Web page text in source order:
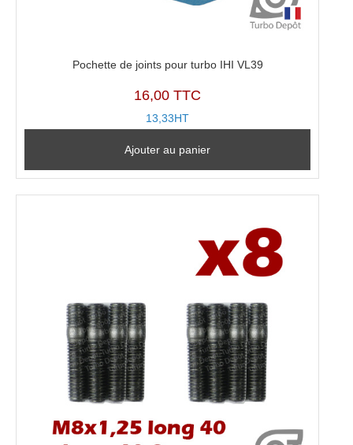
Pochette de joints pour turbo IHI VL39
16,00 TTC
13,33HT
Ajouter au panier